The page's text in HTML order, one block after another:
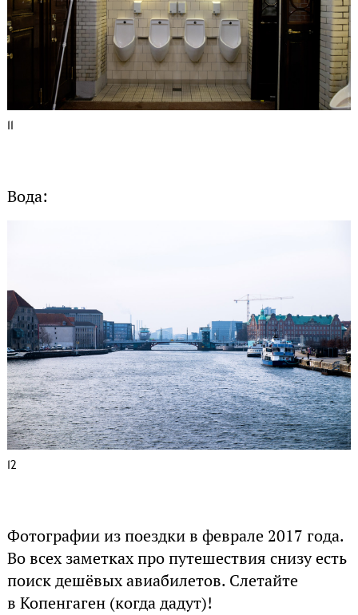
11
Вода:
12
Фотографии из поездки в феврале 2017 года.
Во всех заметках про путешествия снизу есть
поиск дешёвых авиабилетов. Слетайте
в Копенгаген (когда дадут)!